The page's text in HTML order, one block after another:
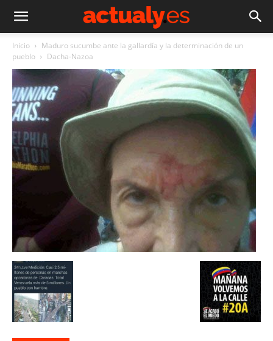
Inicio
Maduro sucumbe ante la gallardía y la determinación de un
pueblo
Dacha-Nazoa